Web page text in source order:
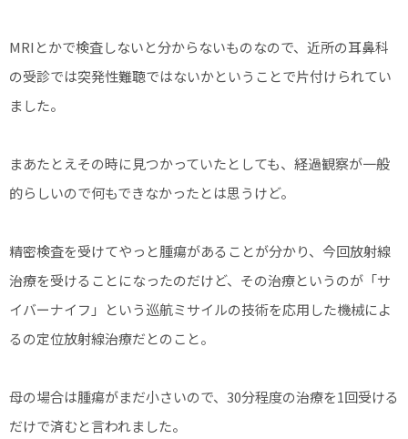
MRIとかで検査しないと分からないものなので、近所の耳鼻科
の受診では突発性難聴ではないかということで片付けられてい
ました。
まあたとえその時に見つかっていたとしても、経過観察が一般
的らしいので何もできなかったとは思うけど。
精密検査を受けてやっと腫瘍があることが分かり、今回放射線
治療を受けることになったのだけど、その治療というのが「サ
イバーナイフ」という巡航ミサイルの技術を応用した機械によ
るの定位放射線治療だとのこと。
母の場合は腫瘍がまだ小さいので、30分程度の治療を1回受ける
だけで済むと言われました。